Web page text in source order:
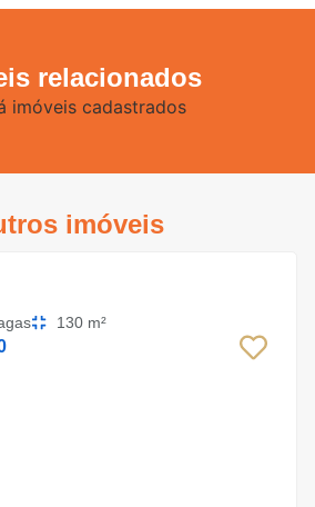
relacionados
imóveis cadastrados
imóveis
130 m²